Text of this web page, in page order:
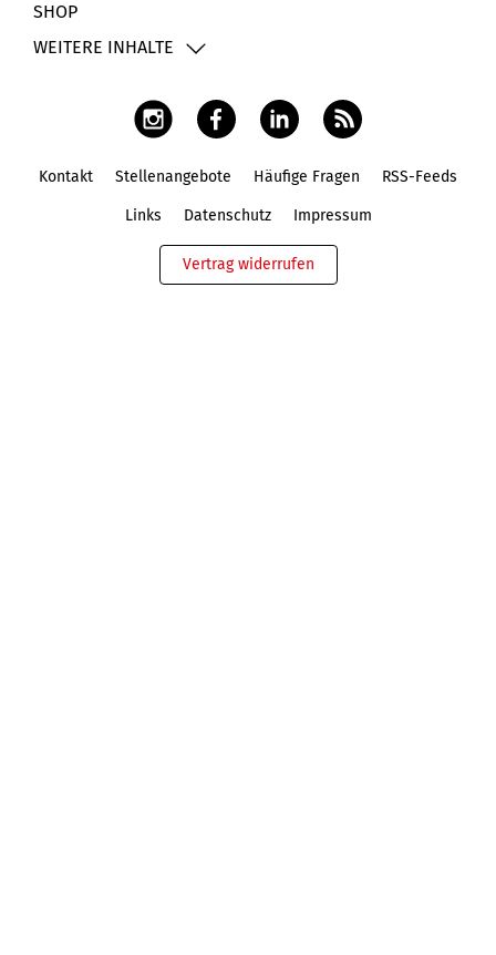
SHOP
WEITERE INHALTE
Kontakt Stellenangebote Häufige Fragen RSS-Feeds
Links Datenschutz Impressum
Vertrag widerrufen